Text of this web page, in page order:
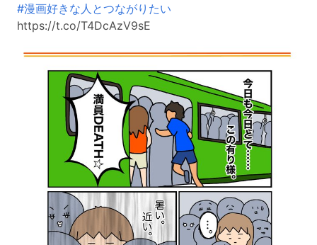
#漫画好きな人とつながりたい
https://t.co/T4DcAzV9sE